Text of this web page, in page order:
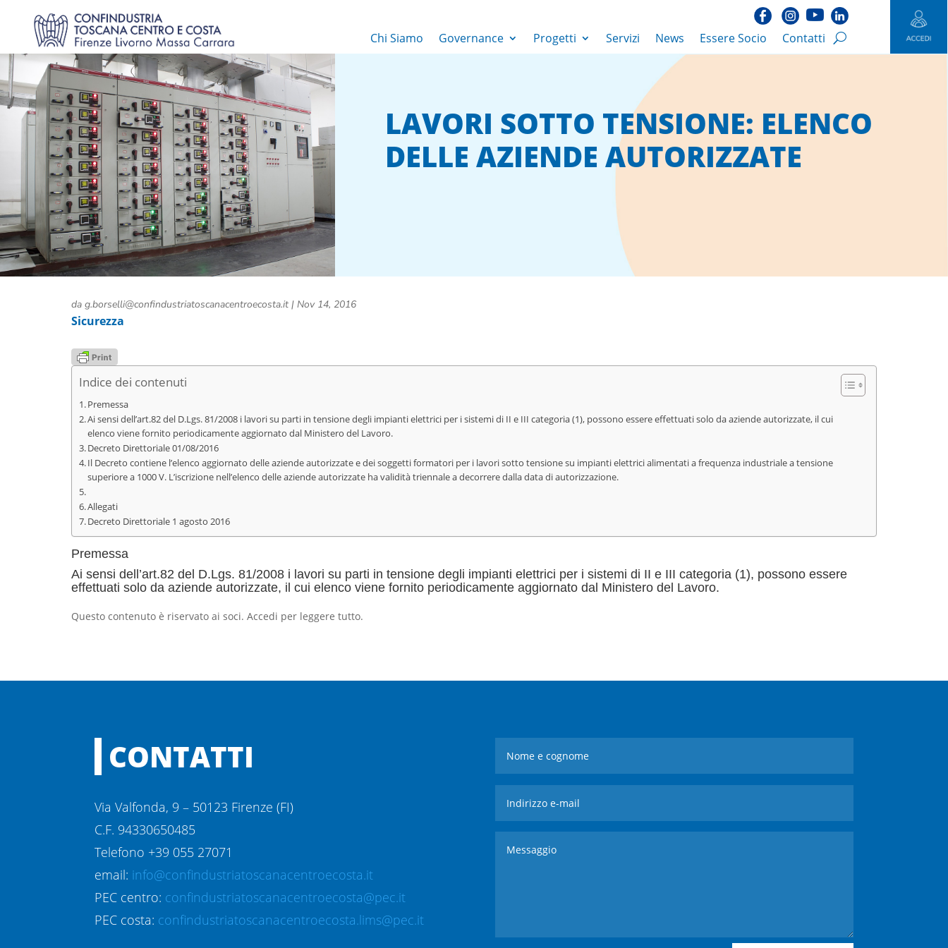
Chi Siamo Governance Progetti Servizi News Essere Socio Contatti
LAVORI SOTTO TENSIONE: ELENCO
DELLE AZIENDE AUTORIZZATE
da g.borselli@confindustriatoscanacentroecosta.it| Nov 14, 2016
Sicurezza
Indice dei contenuti
Premessa
Ai sensi dell’art.82 del D.Lgs. 81/2008 i lavori su parti in tensione degli impianti elettrici per i sistemi di II e III categoria (1), possono essere effettuati solo da aziende autorizzate, il cui
elenco viene fornito periodicamente aggiornato dal Ministero del Lavoro.
Decreto Direttoriale 01/08/2016
Il Decreto contiene l’elenco aggiornato delle aziende autorizzate e dei soggetti formatori per i lavori sotto tensione su impianti elettrici alimentati a frequenza industriale a tensione
superiore a 1000 V. L’iscrizione nell’elenco delle aziende autorizzate ha validità triennale a decorrere dalla data di autorizzazione.
Allegati
Decreto Direttoriale 1 agosto 2016
Premessa
Ai sensi dell’art.82 del D.Lgs. 81/2008 i lavori su parti in tensione degli impianti elettrici per i sistemi di II e III categoria (1), possono essere
effettuati solo da aziende autorizzate, il cui elenco viene fornito periodicamente aggiornato dal Ministero del Lavoro.
Questo contenuto è riservato ai soci. Accedi per leggere tutto.
CONTATTI
Via Valfonda, 9 – 50123 Firenze (FI)
C.F. 94330650485
Telefono +39 055 27071
email: info@confindustriatoscanacentroecosta.it
PEC centro: confindustriatoscanacentroecosta@pec.it
PEC costa: confindustriatoscanacentroecosta.lims@pec.it